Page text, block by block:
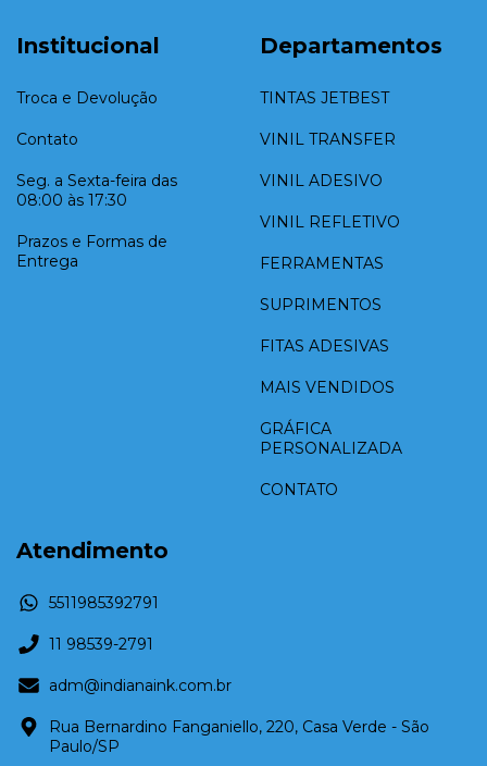
Institucional
Troca e Devolução
Contato
Seg. a Sexta-feira das
08:00 às 17:30
Prazos e Formas de
Entrega
Departamentos
TINTAS JETBEST
VINIL TRANSFER
VINIL ADESIVO
VINIL REFLETIVO
FERRAMENTAS
SUPRIMENTOS
FITAS ADESIVAS
MAIS VENDIDOS
GRÁFICA
PERSONALIZADA
CONTATO
Atendimento
5511985392791
11 98539-2791
adm@indianaink.com.br
Rua Bernardino Fanganiello, 220, Casa Verde - São
Paulo/SP